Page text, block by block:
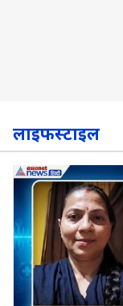
लाइफस्टाइल